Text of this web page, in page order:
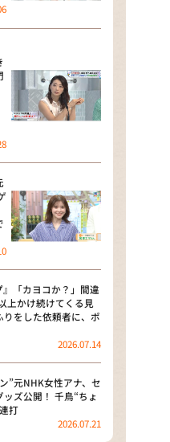
クープ
塚田×福井アナ
！？」（news お
～きょうの献立 何
なり！シーズン２
サラダ
スライブ 正義の
カタチ～
っしゃい！
』「カヨコか？」間違
上かけ続けてくる見
をした依頼者に、ポ
2026.07.14
”元NHK女性アナ、セ
ズ公開！ 千鳥“ちょ
打
2026.07.21